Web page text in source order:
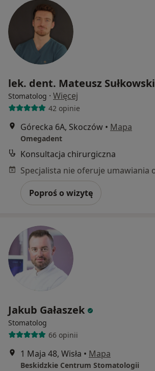
lek. dent. Mateusz Sułkowski
Stomatolog · Więcej
42 opinie
Górecka 6A, Skoczów • Mapa
Omegadent
Konsultacja chirurgiczna
Poproś o wizytę
Jakub Gałaszek
Stomatolog
66 opinii
1 Maja 48, Wisła • Mapa
Beskidzkie Centrum Stomatologii